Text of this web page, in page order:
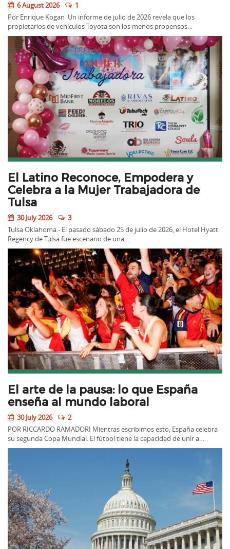
6 August 2026
1
Por Enrique Kogan Un informe de julio de 2026 revela que los
propietarios de vehículos Toyota son los menos propensos…
El Latino Reconoce, Empodera y
Celebra a la Mujer Trabajadora de
Tulsa
30 July 2026
3
Tulsa Oklahoma.- El pasado sábado 25 de julio de 2026, el Hotel Hyatt
Regency de Tulsa fue escenario de una…
El arte de la pausa: lo que España
enseña al mundo laboral
30 July 2026
2
POR RICCARDO RAMADORI Mientras escribimos esto, España celebra
su segunda Copa Mundial. El fútbol tiene la capacidad de unir a…